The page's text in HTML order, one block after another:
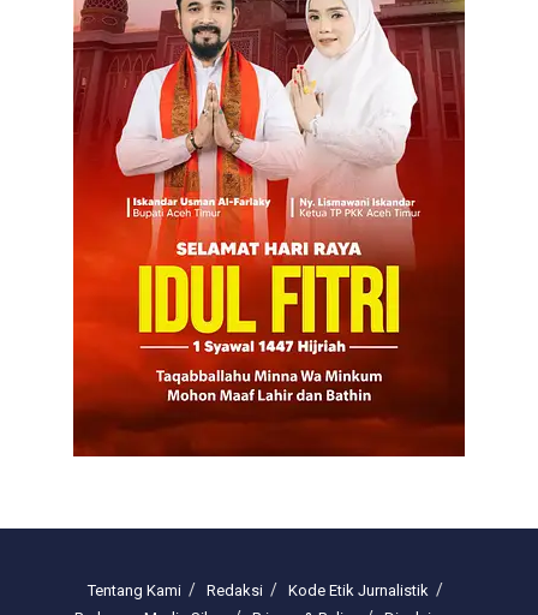
Tentang Kami Redaksi
Kode Etik Jurnalistik